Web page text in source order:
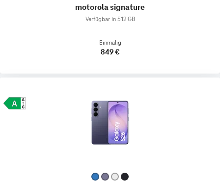
motorola signature
Verfügbar in 512 GB
Einmalig
849 €